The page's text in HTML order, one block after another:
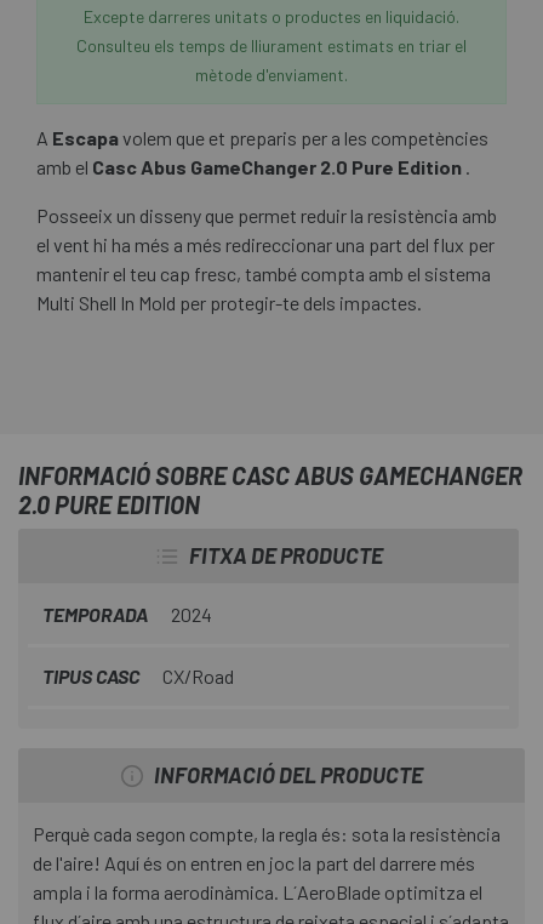
Excepte darreres unitats o productes en liquidació.
Consulteu els temps de lliurament estimats en triar el
mètode d'enviament.
A Escapavolem que et preparis per a les competències
amb el Casc Abus GameChanger 2.0 Pure Edition .
Posseeix un disseny que permet reduir la resistència amb
el vent hi ha més a més redireccionar una part del flux per
mantenir el teu cap fresc, també compta amb el sistema
Multi Shell In Mold per protegir-te dels impactes.
INFORMACIÓ SOBRE CASC ABUS GAMECHANGER
2.0 PURE EDITION
FITXA DE PRODUCTE
TEMPORADA 2024
TIPUS CASC CX/Road
INFORMACIÓ DEL PRODUCTE
Perquè cada segon compte, la regla és: sota la resistència
de l'aire! Aquí és on entren en joc la part del darrere més
ampla i la forma aerodinàmica. L´AeroBlade optimitza el